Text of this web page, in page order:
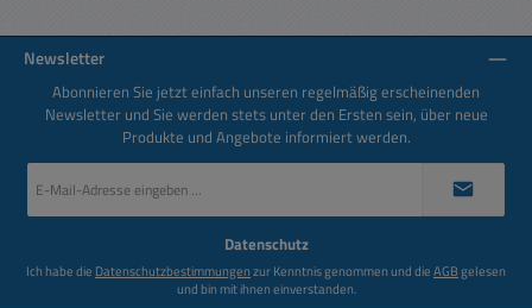
Newsletter
Abonnieren Sie jetzt einfach unseren regelmäßig erscheinenden
Newsletter und Sie werden stets unter den Ersten sein, über neue
Produkte und Angebote informiert werden.
Mail-
Datenschutz
Ich habe die Datenschutzbestimmungenzur Kenntnis genommen und dieAGBgelesen
und bin mit ihnen einverstanden.